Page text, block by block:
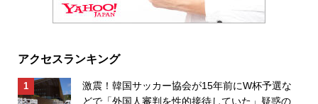
アクセスランキング
激震！韓国サッカー協会が15年前にW杯予選な
どで「外国人審判を性的接待していた」疑惑の